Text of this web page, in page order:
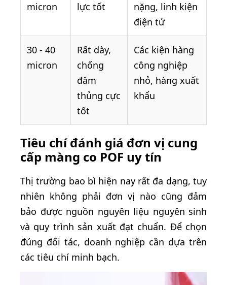
micron
lực tốt
nặng, linh kiện
điện tử
30 - 40
micron
Rất dày,
chống
đâm
thủng cực
tốt
Các kiện hàng
công nghiệp
nhỏ, hàng xuất
khẩu
Tiêu chí đánh giá đơn vị cung
cấp màng co POF uy tín
Thị trường bao bì hiện nay rất đa dạng, tuy
nhiên không phải đơn vị nào cũng đảm
bảo được nguồn nguyên liệu nguyên sinh
và quy trình sản xuất đạt chuẩn. Để chọn
đúng đối tác, doanh nghiệp cần dựa trên
các tiêu chí minh bạch.